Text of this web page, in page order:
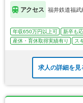
アクセス 福井鉄道福武
年収650万円以上可 新卒も
産休・育休取得実績有り
ス
求人の詳細を見